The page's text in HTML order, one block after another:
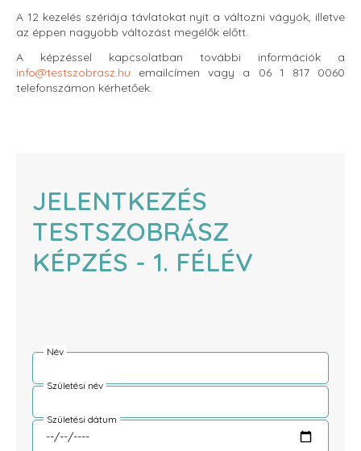
A 12 kezelés szériája távlatokat nyit a változni vágyók, illetve
az éppen nagyobb változást megélők előtt.
A képzéssel kapcsolatban további információk a
info@testszobrasz.hu emailcímen vagy a 06 1 817 0060
telefonszámon kérhetőek.
JELENTKEZÉS
TESTSZOBRÁSZ
KÉPZÉS - 1. FÉLÉV
Név
Születési név
Születési dátum